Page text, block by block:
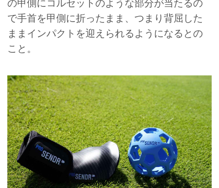
の甲側にコルセットのような部分が当たるの
で手首を甲側に折ったまま、つまり背屈した
ままインパクトを迎えられるようになるとの
こと。